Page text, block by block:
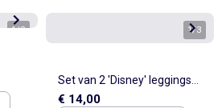
1/2
1/3
Set van 2 'Disney' leggings
van jersey
€ 14,00